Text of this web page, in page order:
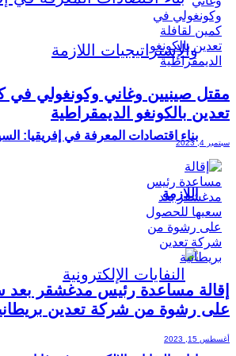
بناء اقتصادات المعرفة في إفريقيا:
اللازمة
مقتل صينيين وغاني وكونغولي في
تعدين بالكونغو الديمقراطية
سبتمبر 4, 2023
إقالة مساعدة رئيس مدغشقر بعد
على رشوة من شركة تعدين
أغسطس 15, 2023